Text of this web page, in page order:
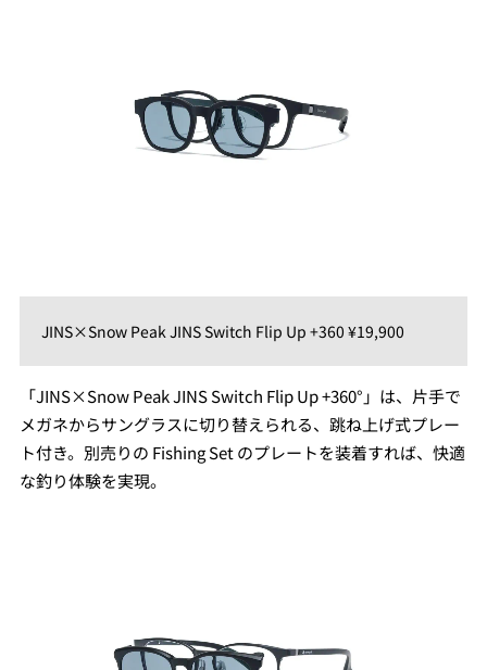
JINS×Snow Peak JINS Switch Flip Up +360 ¥19,900
「JINS×Snow Peak JINS Switch Flip Up +360°」は、⽚⼿で
メガネからサングラスに切り替えられる、跳ね上げ式プレー
ト付き。別売りの Fishing Set のプレートを装着すれば、快適
な釣り体験を実現。